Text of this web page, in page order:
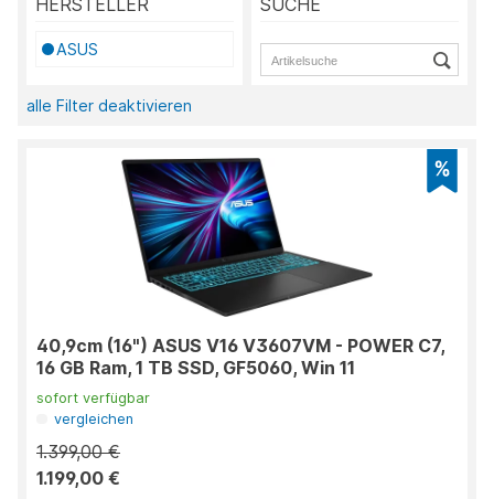
ASUS
alle Filter deaktivieren
40,9cm (16") ASUS V16 V3607VM - POWER C7,
16 GB Ram, 1 TB SSD, GF5060, Win 11
sofort verfügbar
vergleichen
1.399,00 €
1.199,00 €